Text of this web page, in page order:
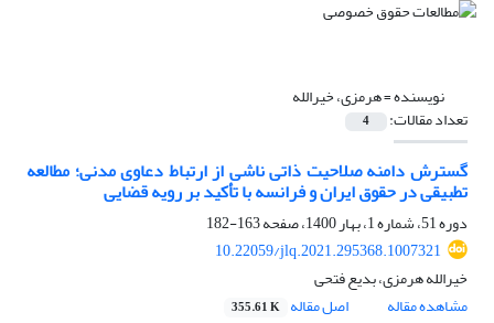
نویسنده =هرمزی، خیرالله
تعداد مقالات: 4
گسترش دامنه صلاحیت ذاتی ناشی از ارتباط دعاوی مدنی؛ مطالعه
تطبیقی در حقوق ایران و فرانسه با تأکید بر رویه قضایی
دوره 51، شماره 1، بهار 1400، صفحه
163-182
10.22059/jlq.2021.295368.1007321
خیرالله هرمزی، بدیع فتحی
مشاهده مقاله
اصل مقاله 355.61 K